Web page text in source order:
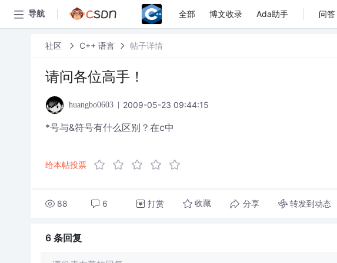
导航 全部 博文收录 Ada助手 问答
社区 C++ 语言 帖子详情
请问各位高手！
huangbo0603 2009-05-23 09:44:15
*号与&符号有什么区别？在c中
给本帖投票
88 6 打赏 收藏 分享 转发到动态
6 条回复